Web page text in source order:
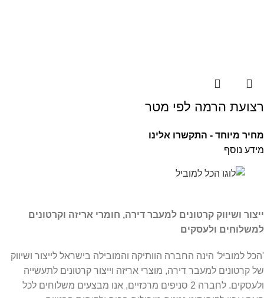
רצועת הרמה לפי מטר
מחיר מיוחד - התקשרו אלינו
מידע נוסף
ייצור ושיווק קרטונים למעבר דירה, חומרי אריזה וקרטונים
למשלוחים ולעסקים
'הכל למוביל' הינה החברה הוותיקה והמובילה בישראל לייצור ושיווק
של קרטונים למעבר דירה, מוצרי אריזה וייצור קרטונים לתעשייה
ולעסקים. לחברה 2 סניפים מרכזיים, אנו מבצעים משלוחים לכל